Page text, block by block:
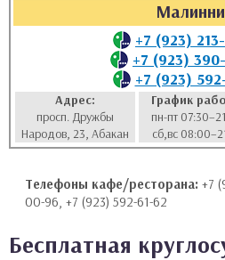
+7 (923)
+7 (923)
+7 (923)
Адрес:
просп. Дружбы
Народов, 23, Абакан
График
пн-пт
сб,вс
Телефоны кафе/ресторана: +7
00-96, +7 (923) 592-61-62
Бесплатная